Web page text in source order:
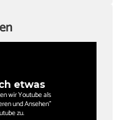
etwas
wir Youtube als
und Ansehen"
zu.